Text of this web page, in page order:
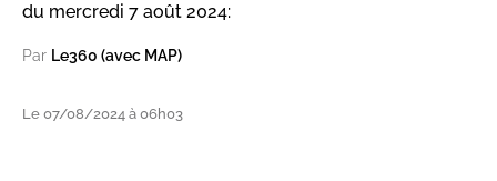
du mercredi 7 août 2024:
Par Le360 (avec MAP)
Le 07/08/2024 à 06h03